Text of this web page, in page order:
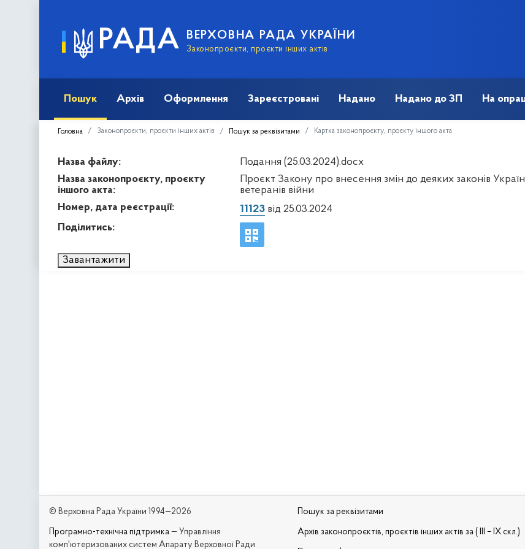
РАДА ВЕРХОВНА РАДА УКРАЇНИ
Законопроєкти, проєкти інших актів
Пошук Архів Оформлення Зареєстровані Надано Надано до ЗП На
Головна Законопроєкти, проєкти інших актів Пошук за реквізитами Картка законопроєкту, проєкту іншого акта
Назва файлу:
Подання (25.03.2024).docx
Назва законопроєкту, проєкту
іншого акта:
Проєкт Закону про внесення змін до деяких законів
ветеранів війни
Номер, дата реєстрації:
11123від 25.03.2024
Поділитись:
Завантажити
© Верховна Рада України 1994—2026
Програмно-технічна підтримка — Управління
комп'ютеризованих систем Апарату Верховної Ради
Пошук за реквізитами
Архів законопроєктів, проєктів інших актів за ( III – IX скл.)